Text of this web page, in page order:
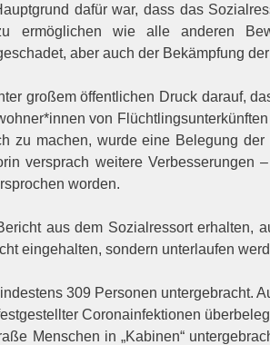
dafür war, dass das
ermöglichen wie alle anderen
aber auch der Bekämpfung
großem öffentlichen Druck darauf,
von
zu machen, wurde eine Belegung
versprach weitere Verbesserungen
worden.
aus dem Sozialressort erhalten,
eingehalten, sondern unterlaufen
309 Personen untergebracht.
Coronainfektionen
Menschen in „Kabinen“